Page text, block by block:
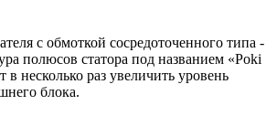
с обмоткой сосредоточенного типа -
полюсов статора под названием «Poki
в несколько раз увеличить уровень
блока.